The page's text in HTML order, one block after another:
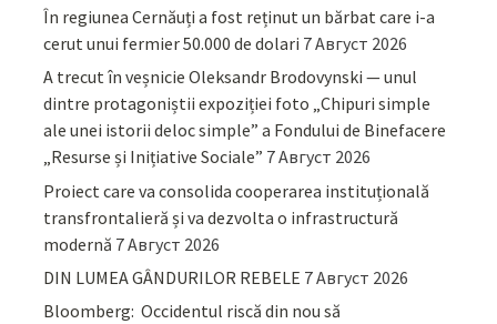
În regiunea Cernăuți a fost reținut un bărbat care i-a
cerut unui fermier 50.000 de dolari 7 Август 2026
A trecut în veșnicie Oleksandr Brodovynski — unul
dintre protagoniștii expoziției foto „Chipuri simple
ale unei istorii deloc simple” a Fondului de Binefacere
„Resurse și Inițiative Sociale” 7 Август 2026
Proiect care va consolida cooperarea instituțională
transfrontalieră și va dezvolta o infrastructură
modernă 7 Август 2026
DIN LUMEA GÂNDURILOR REBELE 7 Август 2026
Bloomberg: Occidentul riscă din nou să